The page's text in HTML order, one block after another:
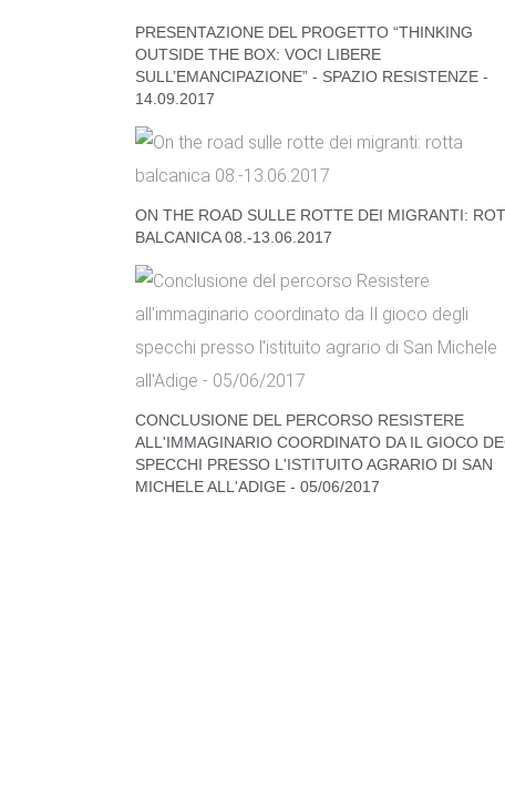
PRESENTAZIONE DEL PROGETTO “THINKING
OUTSIDE THE BOX: VOCI LIBERE
SULL’EMANCIPAZIONE” - SPAZIO RESISTENZE -
14.09.2017
ON THE ROAD SULLE ROTTE DEI MIGRANTI:
BALCANICA 08.-13.06.2017
CONCLUSIONE DEL PERCORSO RESISTERE
ALL'IMMAGINARIO COORDINATO DA IL GIOCO
SPECCHI PRESSO L'ISTITUITO AGRARIO DI SAN
MICHELE ALL'ADIGE - 05/06/2017